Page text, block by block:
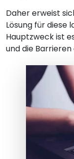
Daher erweist
Lösung für diese
Hauptzweck ist
und die